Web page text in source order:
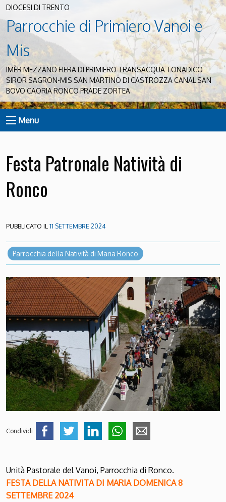
DIOCESI DI TRENTO
Parrocchie di Primiero Vanoi e
Mis
IMÈR MEZZANO FIERA DI PRIMIERO TRANSACQUA TONADICO
SIROR SAGRON-MIS SAN MARTINO DI CASTROZZA CANAL SAN
BOVO CAORIA RONCO PRADE ZORTEA
Menu
Festa Patronale Natività di
Ronco
PUBBLICATO IL11 SETTEMBRE 2024
Parrocchia della Natività di Maria Ronco
Condividi
Unità Pastorale del Vanoi, Parrocchia di Ronco.
FESTA DELLA NATIVITA DI MARIA DOMENICA 8
SETTEMBRE 2024